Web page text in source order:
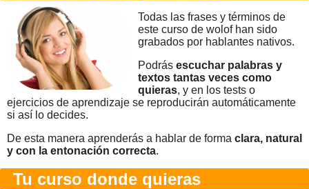
Todas las frases y términos de
este curso de wolof han sido
grabados por hablantes nativos.
Podrás escuchar palabras y
textos tantas veces como
quieras, y en los tests o
ejercicios de aprendizaje se reproducirán automáticamente
si así lo decides.
De esta manera aprenderás a hablar de forma clara, natural
y con la entonación correcta.
Tu curso donde quieras